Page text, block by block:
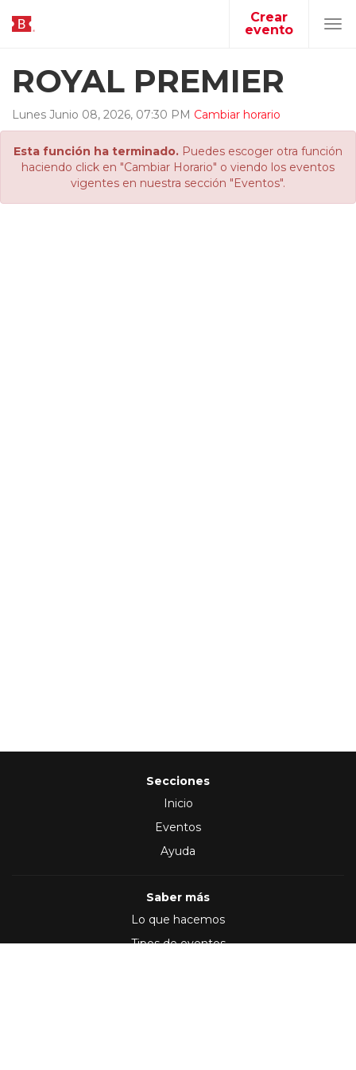
Crear
evento
ROYAL PREMIER
Lunes Junio 08, 2026, 07:30 PM Cambiar horario
Esta función ha terminado. Puedes escoger otra función
haciendo click en "Cambiar Horario" o viendo los eventos
vigentes en nuestra sección "Eventos".
Secciones
Inicio
Eventos
Ayuda
Saber más
Lo que hacemos
Tipos de eventos